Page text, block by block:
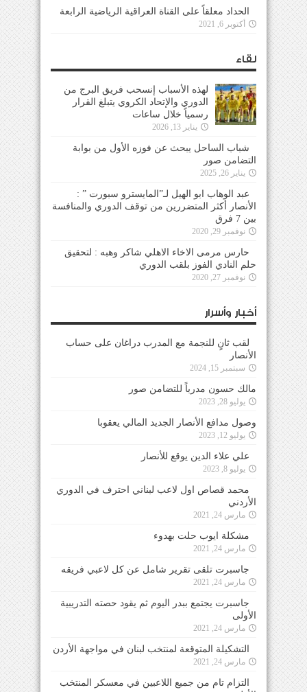
الحداد معلقاً على القناة العراقية الرياضية الرابعة
أكتوبر 6, 2021
لقاء
لهذه الأسباب إنسحب فريق البرج من
الدوري والإتحاد الكروي يتبلغ القرار
رسمياً خلال ساعات
يناير 13, 2026
شباب الساحل يبحث عن فوزه الأول من بوابة
التضامن صور
يناير 26, 2025
عبد الوهاب ابو الهيل لـ”المايسترو سبورت ” :
الأنصار أكثر المتضررين من توقف الدوري والمنافسة
بين 7 فرق
نوفمبر 29, 2020
حارس مرمى الاخاء الاهلي شاكر وهبه : لتحقيق
حلم النادي الفوز بلقب الدوري
نوفمبر 27, 2020
أخبار وأسرار
لقب ثانٍ للنجمة مع المدرب دراغان على حساب
الأنصار
سبتمبر 15, 2024
مالك حسون مدرباً للتضامن صور
يوليو 28, 2023
وصول مدافع الأنصار الجديد المالي يعقوبا
يوليو 12, 2023
علي علاء الدين يوقع للأنصار
يوليو 8, 2023
محمد قصاص اول لاعب لبناني احترف في الدوري
الأردني
مارس 24, 2021
مشكلة ايوب حلت بهدوء
مارس 24, 2021
جاسبرت تلقى تقرير شامل عن كل لاعبي فريقه
مارس 24, 2021
جاسبرت يجتمع ببدر اليوم ثم يقود حصته التدريبية
الأولى
مارس 24, 2021
التشكيلة المتوقعة لمنتخب لبنان في مواجهة الأردن
مارس 24, 2021
التزام تام من جميع اللاعبين في معسكر المنتخب